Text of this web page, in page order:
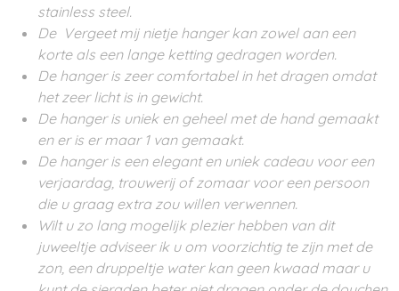
stainless steel.
De Vergeet mij nietje hanger kan zowel aan een
korte als een lange ketting gedragen worden.
De hanger is zeer comfortabel in het dragen omdat
het zeer licht is in gewicht.
De hanger is uniek en geheel met de hand gemaakt
en er is er maar 1 van gemaakt.
De hanger is een elegant en uniek cadeau voor een
verjaardag, trouwerij of zomaar voor een persoon
die u graag extra zou willen verwennen.
Wilt u zo lang mogelijk plezier hebben van dit
juweeltje adviseer ik u om voorzichtig te zijn met de
zon, een druppeltje water kan geen kwaad maar u